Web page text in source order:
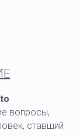
вопросы,
ставший